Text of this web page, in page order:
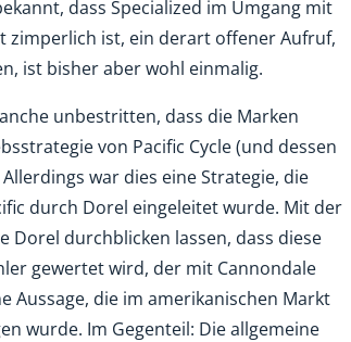
dass Specialized im Umgang mit
zimperlich ist, ein derart offener Aufruf,
ist bisher aber wohl einmalig.
unbestritten, dass die Marken
von Pacific Cycle (und dessen
war dies eine Strategie, die
durch Dorel eingeleitet wurde. Mit der
Dorel durchblicken lassen, dass diese
gewertet wird, der mit Cannondale
Aussage, die im amerikanischen Markt
wurde. Im Gegenteil: Die allgemeine